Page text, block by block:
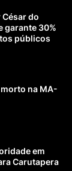
do
garante 30%
públicos
na MA-
em
Carutapera